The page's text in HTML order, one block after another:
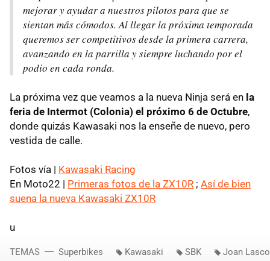
mejorar y ayudar a nuestros pilotos para que se
sientan más cómodos. Al llegar la próxima temporada
queremos ser competitivos desde la primera carrera,
avanzando en la parrilla y siempre luchando por el
podio en cada ronda.
La próxima vez que veamos a la nueva Ninja será en la
feria de Intermot (Colonia) el próximo 6 de Octubre,
donde quizás Kawasaki nos la enseñe de nuevo, pero
vestida de calle.
Fotos vía | Kawasaki Racing
En Moto22 | Primeras fotos de la ZX10R ; Así de bien
suena la nueva Kawasaki ZX10R
u
TEMAS Superbikes Kawasaki SBK Joan